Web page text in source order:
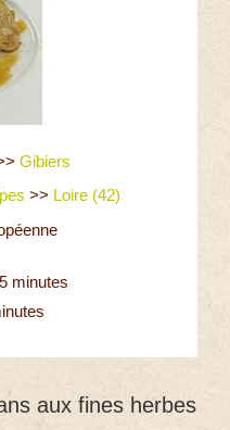
Gibiers
>> Loire (42)
minutes
aux fines herbes